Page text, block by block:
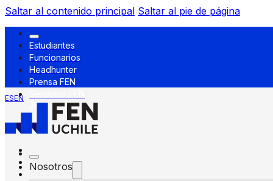
Saltar al contenido principal Saltar al pie de página
Estudiantes
Funcionarios
Headhunter
Prensa FEN
ESEN
Nosotros